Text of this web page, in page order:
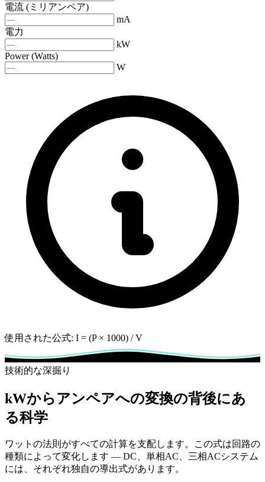
電流 (ミリアンペア)
mA
電力
kW
Power (Watts)
W
使用された公式: I = (P × 1000) / V
技術的な深掘り
kWからアンペアへの変換の背後にあ
る科学
ワットの法則がすべての計算を支配します。この式は回路の
種類によって変化します — DC、単相AC、三相ACシステム
には、それぞれ独自の導出式があります。